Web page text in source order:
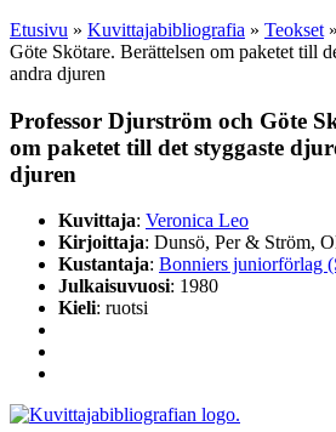
Etusivu » Kuvittaja­bibliografia » Teokset »
Göte Skötare. Berättelsen om paketet till
andra djuren
Professor Djurström och Göte
om paketet till det styggaste
djuren
Kuvittaja: Veronica Leo
Kirjoittaja: Dunsö, Per & Ström,
Kustantaja: Bonniers juniorförlag
Julkaisuvuosi: 1980
Kieli: ruotsi